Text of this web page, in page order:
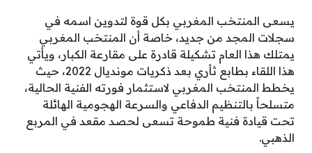
يسعى المنتخب المغربي بكل قوة لتدوين اسمه في
سجلات المجد من جديد، خاصة أن المنتخب المغربي
يمتلك هذا العام تشكيلة قادرة على مقارعة الكبار، ويأتي
هذا اللقاء بطابع ثأري بعد ذكريات مونديال 2022، حيث
يخطط المنتخب المغربي لاستثمار فورته الفنية الحالية،
متسلحاً بالتنظيم الدفاعي والسرعة الهجومية الهائلة
تحت قيادة فنية طموحة تسعى لحصد مقعد في المربع
الذهبي.